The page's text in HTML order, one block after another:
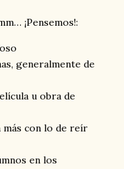
¡Pensemos!:
generalmente de
u obra de
más con lo de reír
en los